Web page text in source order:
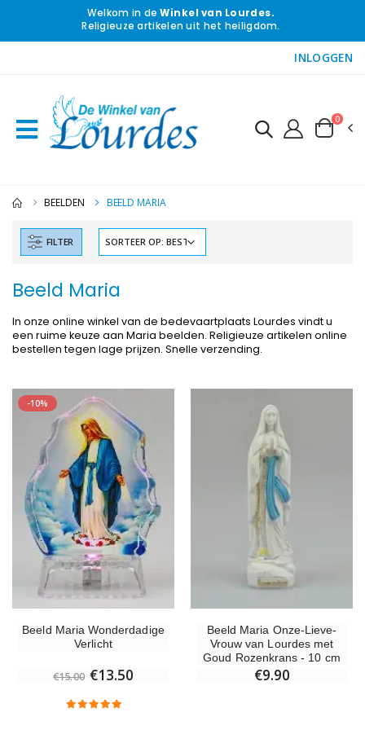
Welkom in deWinkel van Lourdes.
Religieuze artikelen uit het heiligdom.
INLOGGEN
0
BEELDEN BEELD MARIA
FILTER
Beeld Maria
In onze online winkel van de bedevaartplaats Lourdes vindt u
een ruime keuze aan Maria beelden. Religieuze artikelen online
bestellen tegen lage prijzen. Snelle verzending.
-10%
Beeld Maria Wonderdadige
Verlicht
€15.00 €13.50
Beeld Maria Onze-Lieve-
Vrouw van Lourdes met
Goud Rozenkrans - 10 cm
€9.90
-10%
Beeld Maria Wonderdadige Verlicht
€15.00 €13.50
€21.90
€15.00 €12.00